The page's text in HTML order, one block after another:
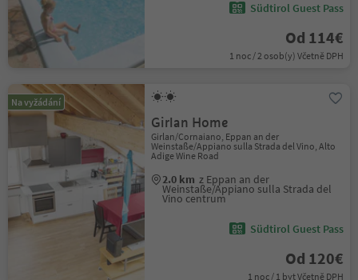
Südtirol Guest Pass
Od 114€
1 noc / 2 osob(y) Včetně DPH
Na vyžádání
Girlan Home
Girlan/Cornaiano, Eppan an der
Weinstaße/Appiano sulla Strada del Vino, Alto
Adige Wine Road
2.0 km z Eppan an der
Weinstaße/Appiano sulla Strada del
Vino centrum
Südtirol Guest Pass
Od 120€
1 noc / 1 byt Včetně DPH